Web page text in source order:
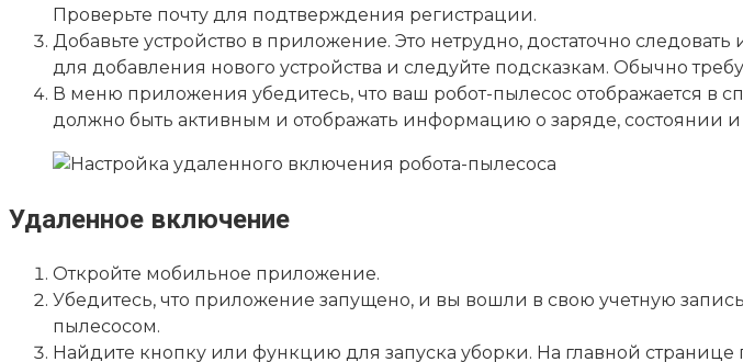
Проверьте почту для подтверждения регистрации.
Добавьте устройство в приложение. Это нетрудно, достаточно
для добавления нового устройства и следуйте подсказкам. Обычно
В меню приложения убедитесь, что ваш робот-пылесос отображается в
должно быть активным и отображать информацию о заряде, состоянии
Удаленное включение
Откройте мобильное приложение.
Убедитесь, что приложение запущено, и вы вошли в свою учетную
пылесосом.
Найдите кнопку или функцию для запуска уборки. На главной